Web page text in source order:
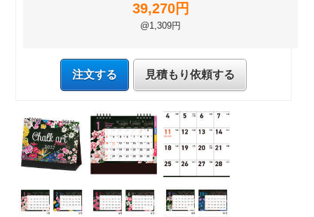
39,270円
@1,309円
注文する 見積もり依頼する